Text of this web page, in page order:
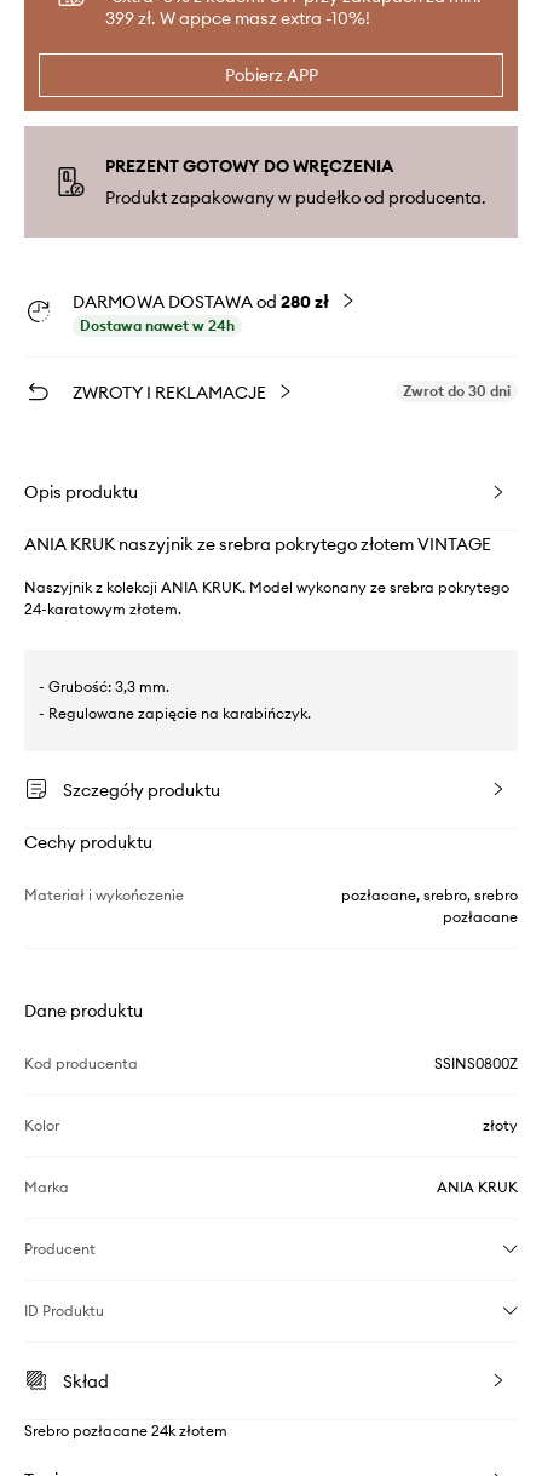
399 zł. W appce masz extra -10%!
Pobierz APP
PREZENT GOTOWY DO WRĘCZENIA
Produkt zapakowany w pudełko od producenta.
DARMOWA DOSTAWA od 280 zł
Dostawa nawet w 24h
ZWROTY I REKLAMACJE Zwrot do 30 dni
Opis produktu
ANIA KRUK naszyjnik ze srebra pokrytego złotem VINTAGE
Naszyjnik z kolekcji ANIA KRUK. Model wykonany ze srebra pokrytego
24-karatowym złotem.
- Grubość: 3,3 mm.
- Regulowane zapięcie na karabińczyk.
Szczegóły produktu
Cechy produktu
Materiał i wykończenie
pozłacane, srebro, srebro
pozłacane
Dane produktu
Kod producenta SSINS0800Z
Kolor złoty
Marka ANIA KRUK
Producent
ID Produktu
Skład
Srebro pozłacane 24k złotem